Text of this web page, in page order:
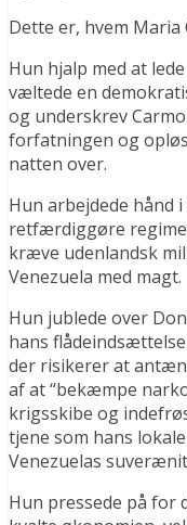
Dette er, hvem
Hun hjalp med at
væltede en
og underskrev
forfatningen og
natten over.
Hun arbejdede hånd
retfærdiggøre
kræve udenlandsk
Venezuela med magt.
Hun jublede over
hans
der risikerer at
af at “bekæmpe
krigsskibe og
tjene som hans
Venezuelas
Hun pressede på for